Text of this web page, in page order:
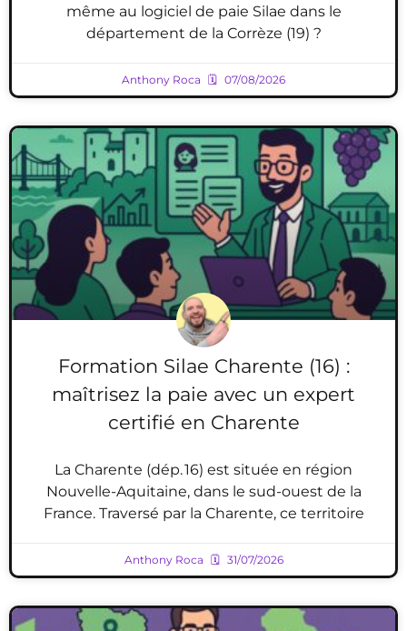
même au logiciel de paie Silae dans le
département de la Corrèze (19) ?
Anthony Roca 07/08/2026
Formation Silae Charente (16) :
maîtrisez la paie avec un expert
certifié en Charente
La Charente (dép. 16) est située en région
Nouvelle-Aquitaine, dans le sud-ouest de la
France. Traversé par la Charente, ce territoire
Anthony Roca 31/07/2026